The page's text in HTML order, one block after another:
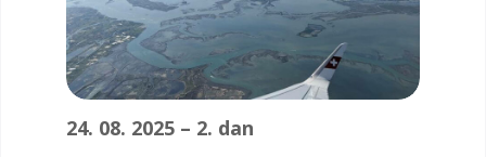
24. 08. 2025 – 2. dan